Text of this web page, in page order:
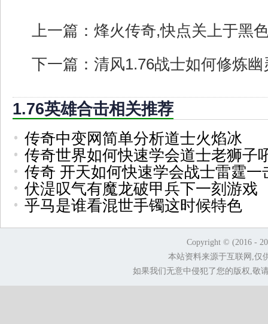
上一篇： 烽火传奇,快点关上于黑
下一篇： 清风1.76战士如何修炼幽
1.76英雄合击相关推荐
传奇中变网简单分析道士火焰冰
传奇世界如何快速学会道士老狮子
传奇 开天如何快速学会战士雷霆一
伏湜叹气有魔龙破甲兵下一刻游戏
乎马是谁看混世手镯这时候特色
Copyright © (2016 -
本站资料来源于互联网,仅
如果我们无意中侵犯了您的版权,敬